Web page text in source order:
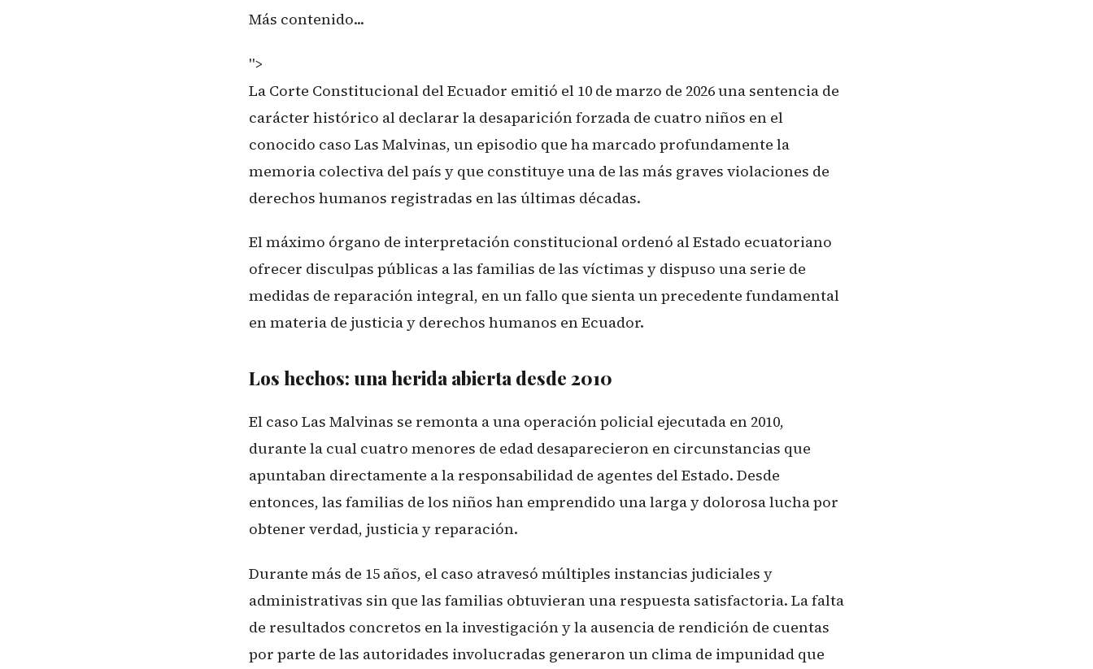
Más contenido...
">
La Corte Constitucional del Ecuador emitió el 10 de marzo de 2026 una sentencia de
carácter histórico al declarar la desaparición forzada de cuatro niños en el
conocido caso Las Malvinas, un episodio que ha marcado profundamente la
memoria colectiva del país y que constituye una de las más graves violaciones de
derechos humanos registradas en las últimas décadas.
El máximo órgano de interpretación constitucional ordenó al Estado ecuatoriano
ofrecer disculpas públicas a las familias de las víctimas y dispuso una serie de
medidas de reparación integral, en un fallo que sienta un precedente fundamental
en materia de justicia y derechos humanos en Ecuador.
Los hechos: una herida abierta desde 2010
El caso Las Malvinas se remonta a una operación policial ejecutada en 2010,
durante la cual cuatro menores de edad desaparecieron en circunstancias que
apuntaban directamente a la responsabilidad de agentes del Estado. Desde
entonces, las familias de los niños han emprendido una larga y dolorosa lucha por
obtener verdad, justicia y reparación.
Durante más de 15 años, el caso atravesó múltiples instancias judiciales y
administrativas sin que las familias obtuvieran una respuesta satisfactoria. La falta
de resultados concretos en la investigación y la ausencia de rendición de cuentas
por parte de las autoridades involucradas generaron un clima de impunidad que